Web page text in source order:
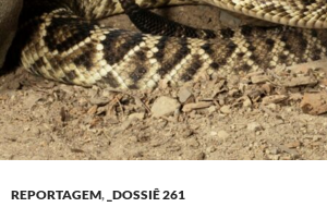
REPORTAGEM, _DOSSIÊ 261